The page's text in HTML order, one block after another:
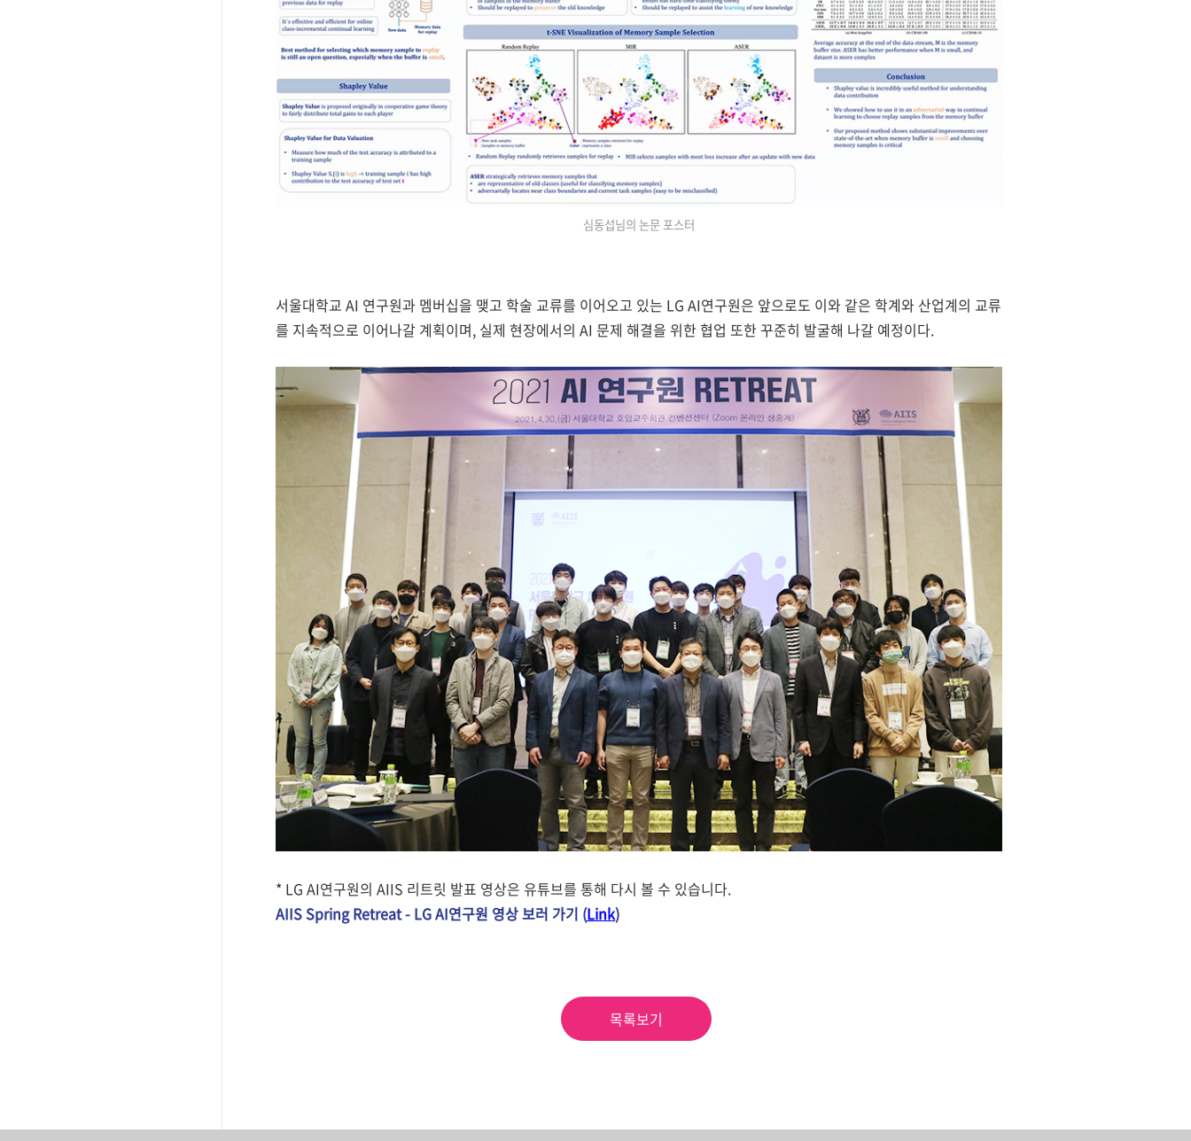
심동섭님의 논문 포스터
서울대학교 AI 연구원과 멤버십을 맺고 학술 교류를 이어오고 있는 LG AI연구원은 앞으로도 이와 같은 학계와 산업계의 교류
를 지속적으로 이어나갈 계획이며, 실제 현장에서의 AI 문제 해결을 위한 협업 또한 꾸준히 발굴해 나갈 예정이다.
* LG AI연구원의 AIIS 리트릿 발표 영상은 유튜브를 통해 다시 볼 수 있습니다.
AIIS Spring Retreat - LG AI연구원 영상 보러 가기 (Link)
목록보기